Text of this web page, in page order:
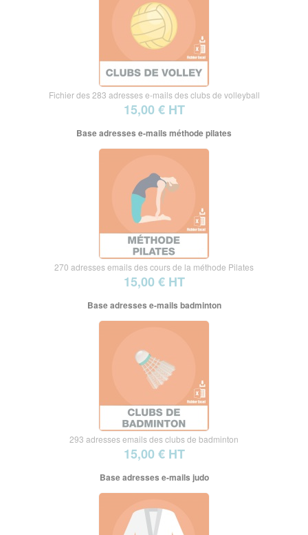
Fichier des 283 adresses e-mails des clubs de volleyball
15,00 € HT
Base adresses e-mails méthode pilates
270 adresses emails des cours de la méthode Pilates
15,00 € HT
Base adresses e-mails badminton
293 adresses emails des clubs de badminton
15,00 € HT
Base adresses e-mails judo